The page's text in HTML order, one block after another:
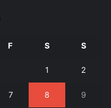
F S S
1 2
7 8 9